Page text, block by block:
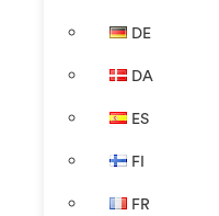
DE
DA
ES
FI
FR